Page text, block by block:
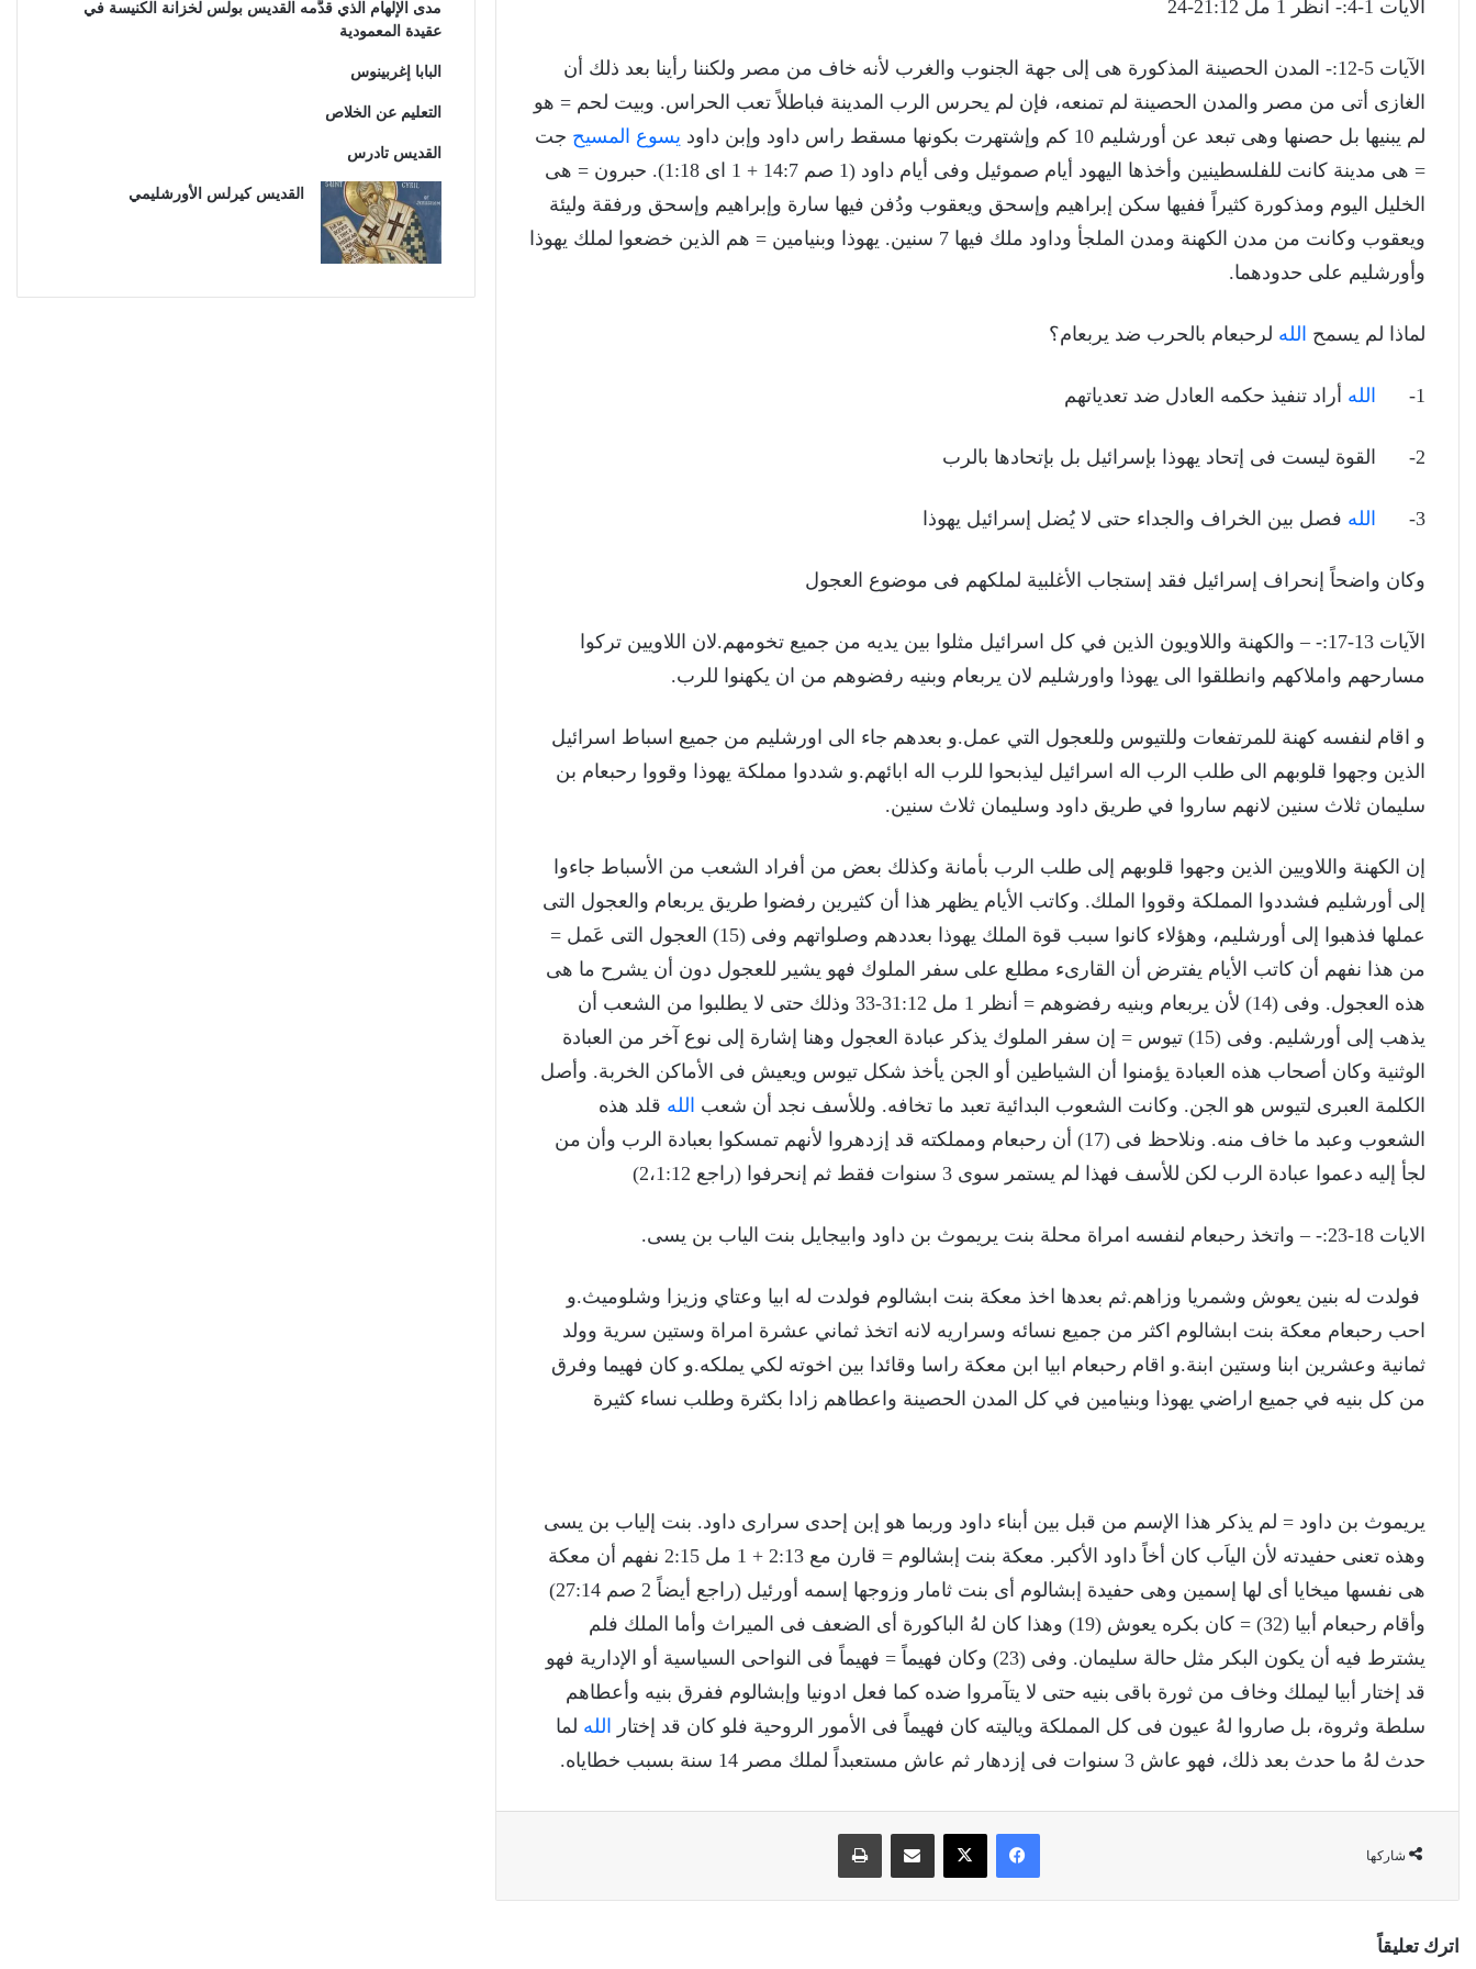
الايات 1-4:- انظر 1 مل 21:12-24
الآيات 5-12:- المدن الحصينة المذكورة هى إلى جهة الجنوب والغرب لأنه خاف من مصر ولكننا رأينا بعد ذلك أن
الغازى أتى من مصر والمدن الحصينة لم تمنعه، فإن لم يحرس الرب المدينة فباطلاً تعب الحراس. وبيت لحم = هو
لم يبنيها بل حصنها وهى تبعد عن أورشليم 10 كم وإشتهرت بكونها مسقط راس داود وإبن داود
يسوع المسيح جت
= هى مدينة كانت للفلسطينين وأخذها اليهود أيام صموئيل وفى أيام داود (1 صم 14:7 + 1 اى 1:18). حبرون = هى
الخليل اليوم ومذكورة كثيراً ففيها سكن إبراهيم وإسحق ويعقوب ودُفن فيها سارة وإبراهيم وإسحق ورفقة وليئة
ويعقوب وكانت من مدن الكهنة ومدن الملجأ وداود ملك فيها 7 سنين. يهوذا وبنيامين = هم الذين خضعوا لملك يهوذا
وأورشليم على حدودهما.
لماذا لم يسمح الله لرحبعام بالحرب ضد يربعام؟
1- الله أراد تنفيذ حكمه العادل ضد تعدياتهم
2- القوة ليست فى إتحاد يهوذا بإسرائيل بل بإتحادها بالرب
3- الله فصل بين الخراف والجداء حتى لا يُضل إسرائيل يهوذا
وكان واضحاً إنحراف إسرائيل فقد إستجاب الأغلبية لملكهم فى موضوع العجول
الآيات 13-17:- – والكهنة واللاويون الذين في كل اسرائيل مثلوا بين يديه من جميع تخومهم.لان اللاويين تركوا
مسارحهم واملاكهم وانطلقوا الى يهوذا واورشليم لان يربعام وبنيه رفضوهم من ان يكهنوا للرب.
و اقام لنفسه كهنة للمرتفعات وللتيوس وللعجول التي عمل.و بعدهم جاء الى اورشليم من جميع اسباط اسرائيل
الذين وجهوا قلوبهم الى طلب الرب اله اسرائيل ليذبحوا للرب اله ابائهم.و شددوا مملكة يهوذا وقووا رحبعام بن
سليمان ثلاث سنين لانهم ساروا في طريق داود وسليمان ثلاث سنين.
إن الكهنة واللاويين الذين وجهوا قلوبهم إلى طلب الرب بأمانة وكذلك بعض من أفراد الشعب من الأسباط جاءوا
إلى أورشليم فشددوا المملكة وقووا الملك. وكاتب الأيام يظهر هذا أن كثيرين رفضوا طريق يربعام والعجول التى
عملها فذهبوا إلى أورشليم، وهؤلاء كانوا سبب قوة الملك يهوذا بعددهم وصلواتهم وفى (15) العجول التى عَمل =
من هذا نفهم أن كاتب الأيام يفترض أن القارىء مطلع على سفر الملوك فهو يشير للعجول دون أن يشرح ما هى
هذه العجول. وفى (14) لأن يربعام وبنيه رفضوهم = أنظر 1 مل 31:12-33 وذلك حتى لا يطلبوا من الشعب أن
يذهب إلى أورشليم. وفى (15) تيوس = إن سفر الملوك يذكر عبادة العجول وهنا إشارة إلى نوع آخر من العبادة
الوثنية وكان أصحاب هذه العبادة يؤمنوا أن الشياطين أو الجن يأخذ شكل تيوس ويعيش فى الأماكن الخربة. وأصل
الكلمة العبرى لتيوس هو الجن. وكانت الشعوب البدائية تعبد ما تخافه. وللأسف نجد أن شعب الله قلد هذه
الشعوب وعبد ما خاف منه. ونلاحظ فى (17) أن رحبعام ومملكته قد إزدهروا لأنهم تمسكوا بعبادة الرب وأن من
لجأ إليه دعموا عبادة الرب لكن للأسف فهذا لم يستمر سوى 3 سنوات فقط ثم إنحرفوا (راجع 2،1:12)
الايات 18-23:- – واتخذ رحبعام لنفسه امراة محلة بنت يريموث بن داود وابيجايل بنت الياب بن يسى.
فولدت له بنين يعوش وشمريا وزاهم.ثم بعدها اخذ معكة بنت ابشالوم فولدت له ابيا وعتاي وزيزا وشلوميث.و
احب رحبعام معكة بنت ابشالوم اكثر من جميع نسائه وسراريه لانه اتخذ ثماني عشرة امراة وستين سرية وولد
ثمانية وعشرين ابنا وستين ابنة.و اقام رحبعام ابيا ابن معكة راسا وقائدا بين اخوته لكي يملكه.و كان فهيما وفرق
من كل بنيه في جميع اراضي يهوذا وبنيامين في كل المدن الحصينة واعطاهم زادا بكثرة وطلب نساء كثيرة
يريموث بن داود = لم يذكر هذا الإسم من قبل بين أبناء داود وربما هو إبن إحدى سرارى داود. بنت إلياب بن يسى
وهذه تعنى حفيدته لأن الياَب كان أخاً داود الأكبر. معكة بنت إبشالوم = قارن مع 2:13 + 1 مل 2:15 نفهم أن معكة
هى نفسها ميخايا أى لها إسمين وهى حفيدة إبشالوم أى بنت ثامار وزوجها إسمه أورئيل (راجع أيضاً 2 صم 27:14)
وأقام رحبعام أبيا (32) = كان بكره يعوش (19) وهذا كان لهُ الباكورة أى الضعف فى الميراث وأما الملك فلم
يشترط فيه أن يكون البكر مثل حالة سليمان. وفى (23) وكان فهيماً = فهيماً فى النواحى السياسية أو الإدارية فهو
قد إختار أبيا ليملك وخاف من ثورة باقى بنيه حتى لا يتآمروا ضده كما فعل ادونيا وإبشالوم ففرق بنيه وأعطاهم
سلطة وثروة، بل صاروا لهُ عيون فى كل المملكة وياليته كان فهيماً فى الأمور الروحية فلو كان قد إختار
الله لما
حدث لهُ ما حدث بعد ذلك، فهو عاش 3 سنوات فى إزدهار ثم عاش مستعبداً لملك مصر 14 سنة بسبب خطاياه.
شاركها
فيسبوك‫X مشاركة عبر البريد طباعة
اترك تعليقاً
مدى الإلهام الذي قدَّمه القديس بولس لخزانة الكنيسة في
عقيدة المعمودية
البابا إغربينوس
التعليم عن الخلاص
القديس تادرس
القديس كيرلس الأورشليمي